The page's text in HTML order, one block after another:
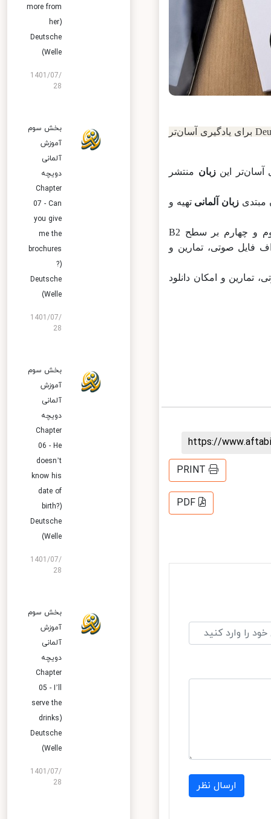
در بخش آموزش زبان آلمانی مجموعه‌ای به نام Deutschtrainer برای یادگیری آسان‌تر
زبانمنتشر
زبان آلمانی تهیه و
بخش اول و دوم بر سطوح A1 و A2 (مبتدی) تمرکز دارد و بخش‌های سوم و چهارم بر سطح B2
فایل صوتی، تمارین و
تمارین و امکان دانلود
https://
PRINT
PDF
ارسال نظر
more from
her)
Deutsche
Welle)
1401/07/
28
بخش سوم
آموزش
آلمانی
دویچه
Chapter
07 - Can
you give
me the
brochures
Deutsche
Welle)
1401/07/
28
بخش سوم
آموزش
آلمانی
دویچه
Chapter
06 - He
doesn’t
know his
date of
birth?)
Deutsche
Welle)
1401/07/
28
بخش سوم
آموزش
آلمانی
دویچه
Chapter
05 - I’ll
serve the
drinks)
Deutsche
Welle)
1401/07/
28